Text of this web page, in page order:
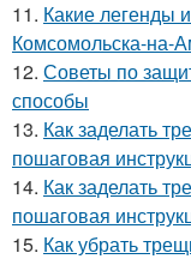
11. Какие легенды
Комсомольска-на-
12. Советы по
способы
13. Как заделать
пошаговая
14. Как заделать
пошаговая
15. Как убрать